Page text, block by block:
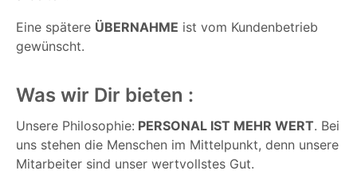
Eine spätere ÜBERNAHME ist vom Kundenbetrieb
gewünscht.
Was wir Dir bieten :
Unsere Philosophie: PERSONAL IST MEHR WERT. Bei
uns stehen die Menschen im Mittelpunkt, denn unsere
Mitarbeiter sind unser wertvollstes Gut.